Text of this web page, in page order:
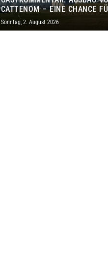
CATTENOM – EINE CHANCE
LOTHRINGEN UND DAS
Sonntag, 2. August 2026